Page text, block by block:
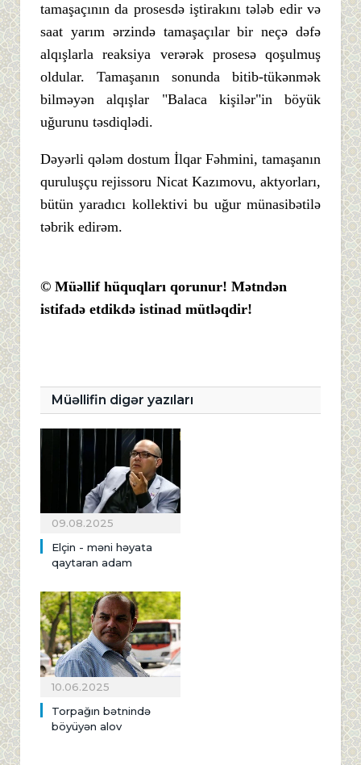
tamaşaçının da prosesdə iştirakını tələb edir və
saat yarım ərzində tamaşaçılar bir neçə dəfə
alqışlarla reaksiya verərək prosesə qoşulmuş
oldular. Tamaşanın sonunda bitib-tükənmək
bilməyən alqışlar "Balaca kişilər"in böyük
uğurunu təsdiqlədi.
Dəyərli qələm dostum İlqar Fəhmini, tamaşanın
quruluşçu rejissoru Nicat Kazımovu, aktyorları,
bütün yaradıcı kollektivi bu uğur münasibətilə
təbrik edirəm.
© Müəllif hüquqları qorunur! Mətndən
istifadə etdikdə istinad mütləqdir!
Müəllifin digər yazıları
09.08.2025
Elçin - məni həyata
qaytaran adam
10.06.2025
Torpağın bətnində
böyüyən alov